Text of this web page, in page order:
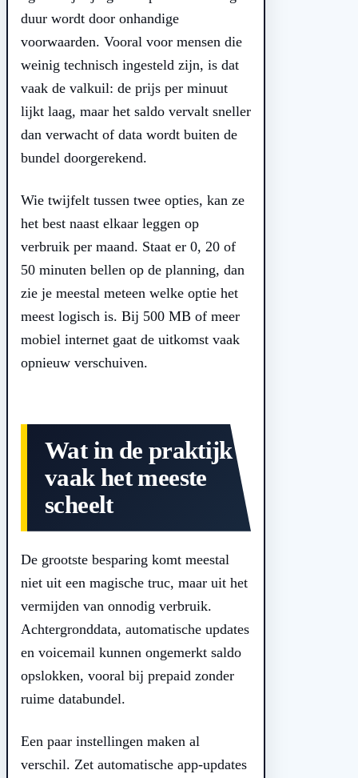
duur wordt door onhandige
voorwaarden. Vooral voor mensen die
weinig technisch ingesteld zijn, is dat
vaak de valkuil: de prijs per minuut
lijkt laag, maar het saldo vervalt sneller
dan verwacht of data wordt buiten de
bundel doorgerekend.
Wie twijfelt tussen twee opties, kan ze
het best naast elkaar leggen op
verbruik per maand. Staat er 0, 20 of
50 minuten bellen op de planning, dan
zie je meestal meteen welke optie het
meest logisch is. Bij 500 MB of meer
mobiel internet gaat de uitkomst vaak
opnieuw verschuiven.
Wat in de praktijk
vaak het meeste
scheelt
De grootste besparing komt meestal
niet uit een magische truc, maar uit het
vermijden van onnodig verbruik.
Achtergronddata, automatische updates
en voicemail kunnen ongemerkt saldo
opslokken, vooral bij prepaid zonder
ruime databundel.
Een paar instellingen maken al
verschil. Zet automatische app-updates